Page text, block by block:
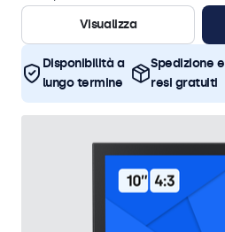
Visualizza
Disponibilità a
lungo termine
Spedizione e
resi gratuiti